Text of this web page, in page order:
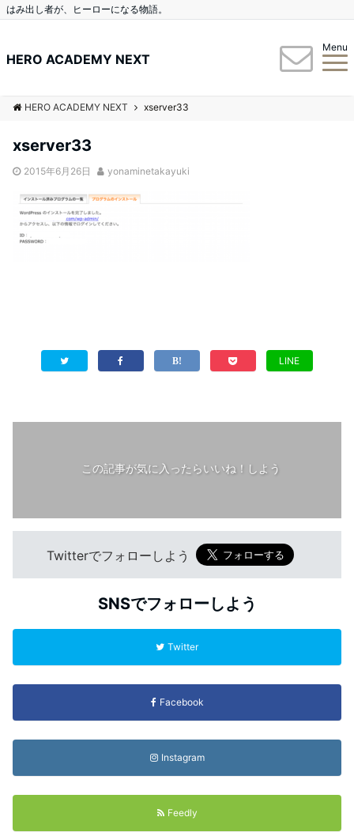
はみ出し者が、ヒーローになる物語。
HERO ACADEMY NEXT
Menu
HERO ACADEMY NEXT xserver33
xserver33
2015年6月26日 yonaminetakayuki
LINE
この記事が気に入ったらいいね！しよう
Twitterでフォローしよう
SNSでフォローしよう
Twitter
Facebook
Instagram
Feedly